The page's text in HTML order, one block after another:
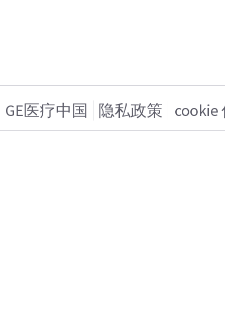
GE医疗中国 隐私政策 cookie